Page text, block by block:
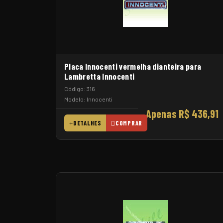
Placa Innocenti vermelha dianteira para
Lambretta Innocenti
Código: 316
Modelo: Innocenti
Apenas R$ 436,91
DETALHES COMPRAR